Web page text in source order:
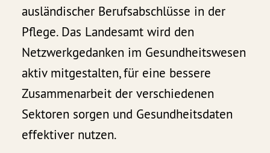
ausländischer Berufsabschlüsse in der
Pflege. Das Landesamt wird den
Netzwerkgedanken im Gesundheitswesen
aktiv mitgestalten, für eine bessere
Zusammenarbeit der verschiedenen
Sektoren sorgen und Gesundheitsdaten
effektiver nutzen.